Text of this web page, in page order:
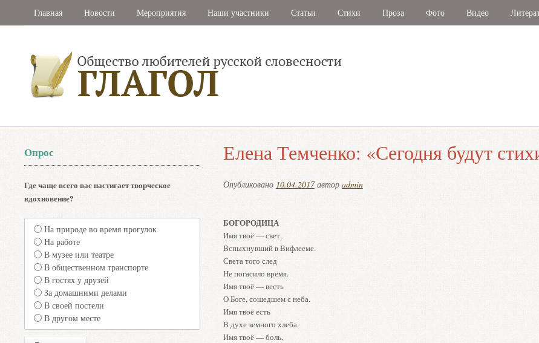
Главная Новости Мероприятия Наши участники Статьи Стихи Проза Фото Видео
Елена Темченко: «Сегодня будут
Опубликовано 10.04.2017автор admin
БОГОРОДИЦА
Имя твоё — свет,
Вспыхнувший в Вифлееме.
Света того след
Не погасило время.
Имя твоё — весть
О Боге, сошедшем с неба.
Имя твоё есть
В духе земного хлеба.
Имя твоё — боль,
Опрос
Где чаще всего вас настигает творческое
вдохновение?
На природе во время прогулок
На работе
В музее или театре
В общественном транспорте
В гостях у друзей
За домашними делами
В своей постели
В другом месте